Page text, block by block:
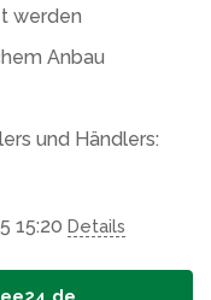
werden
Anbau
und Händlers:
15:20 Details